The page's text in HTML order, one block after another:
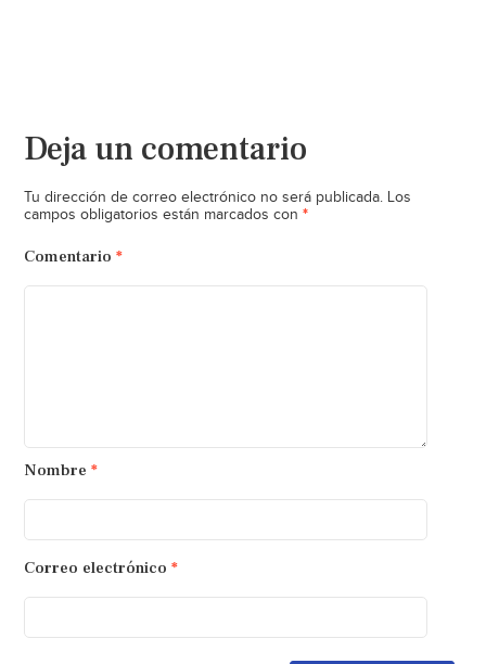
Deja un comentario
Tu dirección de correo electrónico no será publicada. Los
campos obligatorios están marcados con *
Comentario *
Nombre *
Correo electrónico *